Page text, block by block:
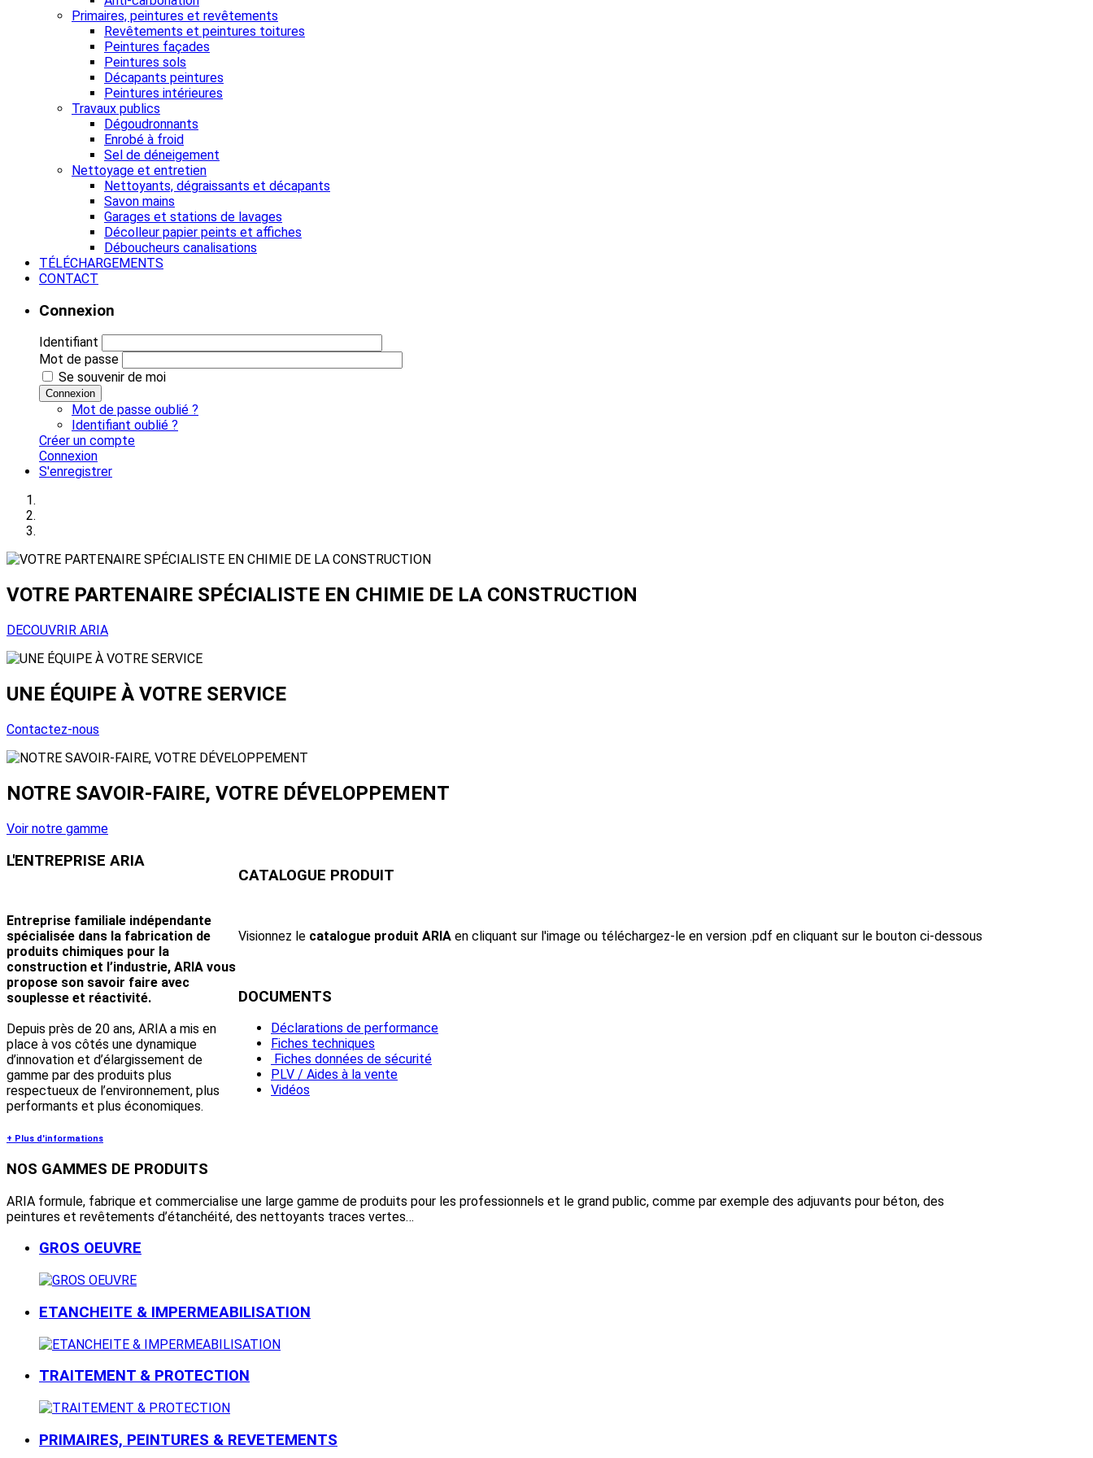
Primaires, peintures et revêtements
Revêtements et peintures toitures
Peintures façades
Peintures sols
Décapants peintures
Peintures intérieures
Travaux publics
Dégoudronnants
Enrobé à froid
Sel de déneigement
Nettoyage et entretien
Nettoyants, dégraissants et décapants
Savon mains
Garages et stations de lavages
Décolleur papier peints et affiches
Déboucheurs canalisations
TÉLÉCHARGEMENTS
CONTACT
Connexion
Identifiant
Mot de passe
Se souvenir de moi
Connexion
Mot de passe oublié ?
Identifiant oublié ?
Créer un compte
Connexion
S'enregistrer
VOTRE PARTENAIRE SPÉCIALISTE EN CHIMIE DE LA CONSTRUCTION
DECOUVRIR ARIA
UNE ÉQUIPE À VOTRE SERVICE
Contactez-nous
NOTRE SAVOIR-FAIRE, VOTRE DÉVELOPPEMENT
Voir notre gamme
CATALOGUE PRODUIT
Visionnez le catalogue produit ARIA en cliquant sur l'image ou téléchargez-le en version .pdf en cliquant sur le bouton ci-dessous
DOCUMENTS
Déclarations de performance
Fiches techniques
Fiches données de sécurité
PLV / Aides à la vente
Vidéos
L'ENTREPRISE ARIA
Entreprise familiale indépendante
spécialisée dans la fabrication de
produits chimiques pour la
construction et l’industrie, ARIA vous
propose son savoir faire avec
souplesse et réactivité.
Depuis près de 20 ans, ARIA a mis en
place à vos côtés une dynamique
d’innovation et d’élargissement de
gamme par des produits plus
respectueux de l’environnement, plus
performants et plus économiques.
+ Plus d'informations
NOS GAMMES DE PRODUITS
ARIA formule, fabrique et commercialise une large gamme de produits pour les professionnels et le grand public, comme par exemple des adjuvants pour béton, des
peintures et revêtements d’étanchéité, des nettoyants traces vertes…
GROS OEUVRE
ETANCHEITE & IMPERMEABILISATION
TRAITEMENT & PROTECTION
PRIMAIRES, PEINTURES & REVETEMENTS